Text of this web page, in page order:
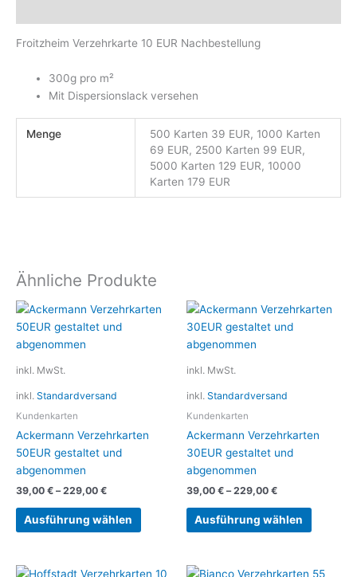
Froitzheim Verzehrkarte 10 EUR Nachbestellung
300g pro m²
Mit Dispersionslack versehen
Menge
500 Karten 39 EUR, 1000 Karten
69 EUR, 2500 Karten 99 EUR,
5000 Karten 129 EUR, 10000
Karten 179 EUR
Ähnliche Produkte
inkl. MwSt.
inkl. Standardversand
Kundenkarten
Ackermann Verzehrkarten
50EUR gestaltet und
abgenommen
39,00 € –229,00 €
Ausführung wählen
Dieses
Optionen
werden
inkl. MwSt.
inkl. Standardversand
Kundenkarten
Ackermann Verzehrkarten
30EUR gestaltet und
abgenommen
39,00 € –229,00 €
Ausführung wählen
Dieses
Optionen
werden
Dieses Dieses